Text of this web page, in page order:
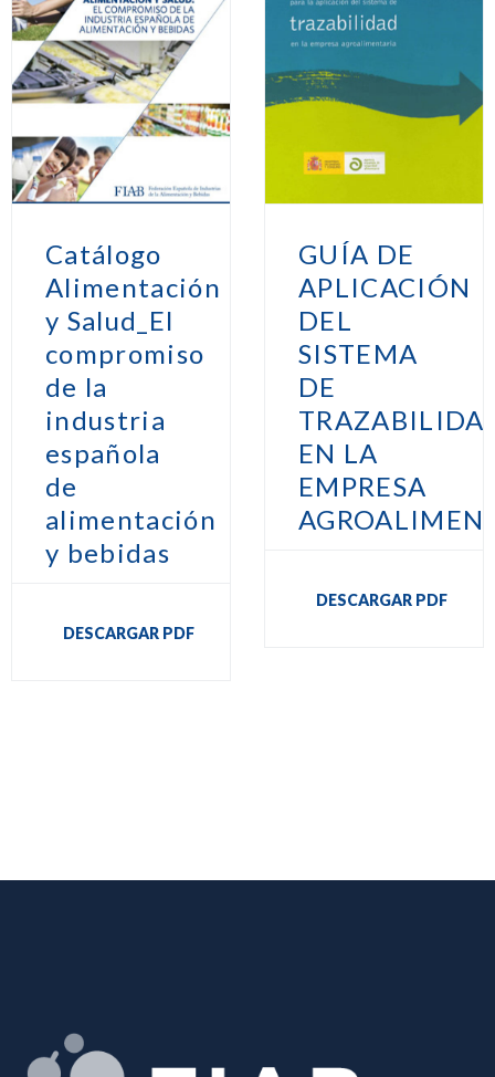
Catálogo
Alimentación
y Salud_El
compromiso
de la
industria
española
de
alimentación
y bebidas
DESCARGAR PDF
GUÍA DE
APLICACIÓN
DEL
SISTEMA
DE
EN LA
EMPRESA
DESCARGAR PDF